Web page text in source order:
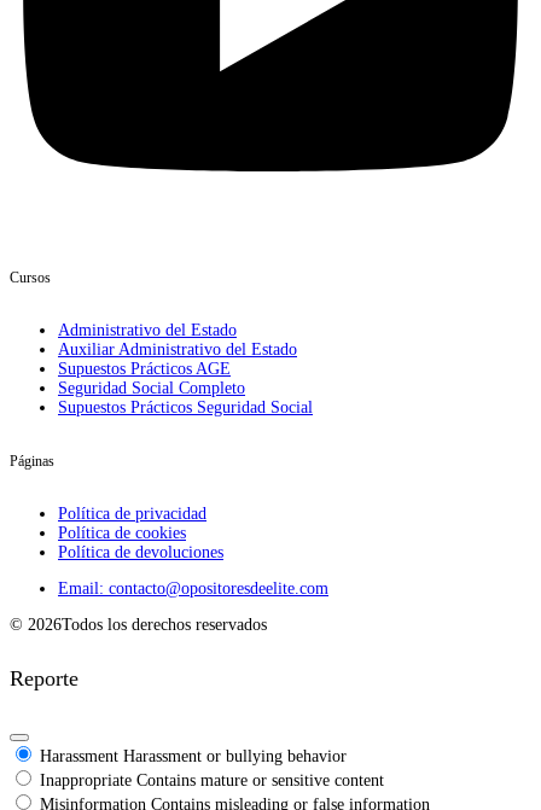
Cursos
Administrativo del Estado
Auxiliar Administrativo del Estado
Supuestos Prácticos AGE
Seguridad Social Completo
Supuestos Prácticos Seguridad Social
Páginas
Política de privacidad
Política de cookies
Política de devoluciones
Email: contacto@opositoresdeelite.com
© 2026Todos los derechos reservados
Reporte
Harassment Harassment or bullying behavior
Inappropriate Contains mature or sensitive content
Misinformation Contains misleading or false information